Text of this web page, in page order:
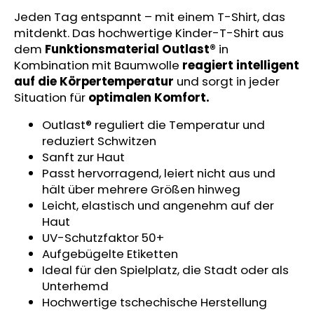
Jeden Tag entspannt – mit einem T-Shirt, das
mitdenkt. Das hochwertige Kinder-T-Shirt aus
dem Funktionsmaterial Outlast® in
Kombination mit Baumwolle reagiert intelligent
auf die Körpertemperatur und sorgt in jeder
Situation für optimalen Komfort.
Outlast® reguliert die Temperatur und
reduziert Schwitzen
Sanft zur Haut
Passt hervorragend, leiert nicht aus und
hält über mehrere Größen hinweg
Leicht, elastisch und angenehm auf der
Haut
UV-Schutzfaktor 50+
Aufgebügelte Etiketten
Ideal für den Spielplatz, die Stadt oder als
Unterhemd
Hochwertige tschechische Herstellung
l
e
n
SWEATHOSE
-
LÖWE
€32,50